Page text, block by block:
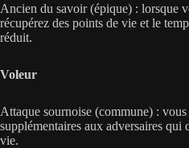
Ancien du savoir (épique) : lorsque
récupérez des points de vie et le
réduit.
Voleur
Attaque sournoise (commune) :
supplémentaires aux adversaires qui
vie.